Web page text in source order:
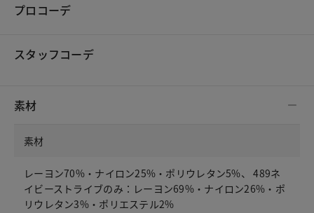
プロコーデ
スタッフコーデ
素材
素材
レーヨン70%・ナイロン25%・ポリウレタン5%、 489ネ
イビーストライブのみ：レーヨン69%・ナイロン26%・ポ
リウレタン3%・ポリエステル2%